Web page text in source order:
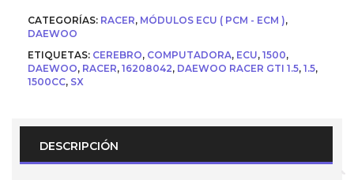
/
Computador
para
Daewoo
Racer
16208042
)
CATEGORÍAS: RACER, MÓDULOS ECU ( PCM - ECM ),
DAEWOO
ETIQUETAS: CEREBRO, COMPUTADORA, ECU, 1500,
DAEWOO, RACER, 16208042, DAEWOO RACER GTI 1.5, 1.5,
1500CC, SX
DESCRIPCIÓN